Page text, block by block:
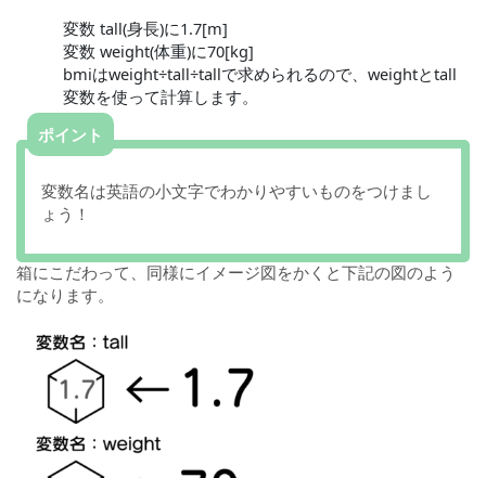
変数 tall(身長)に1.7[m]
変数 weight(体重)に70[kg]
bmiはweight÷tall÷tallで求められるので、weightとtall
変数を使って計算します。
ポイント
変数名は英語の小文字でわかりやすいものをつけまし
ょう！
箱にこだわって、同様にイメージ図をかくと下記の図のよう
になります。